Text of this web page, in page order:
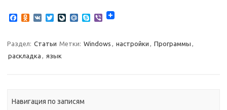
e
b
o
O
o
l
i
k
V
T
t
e
e
l
M
l
p
V
e
Раздел: Статьи Метки: Windows , настройки , Программы ,
раскладка , язык
Навигация по записям